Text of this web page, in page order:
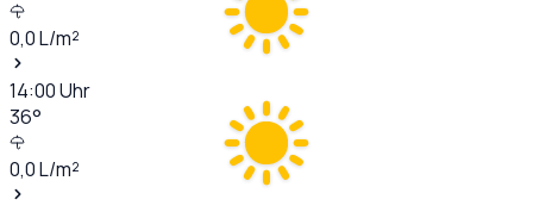
0,0L/m²
14:00Uhr
36°
0,0L/m²